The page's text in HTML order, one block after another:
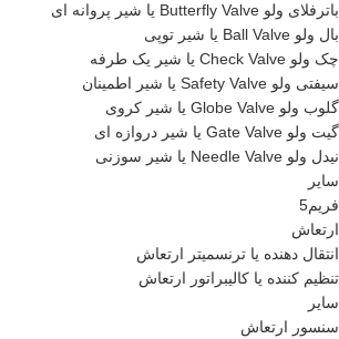
باترفلای ولو Butterfly Valve یا شیر پروانه ای
بال ولو Ball Valve یا شیر توپی
چک ولو Check Valve یا شیر یک طرفه
سیفتی ولو Safety Valve یا شیر اطمینان
گلوب ولو Globe Valve یا شیر کروی
گیت ولو Gate Valve یا شیر دروازه ای
نیدل ولو Needle Valve یا شیر سوزنی
سایر
فریم5
ارتعاش
انتقال دهنده یا ترنسمیتر ارتعاش
تنظیم کننده یا کالیبراتور ارتعاش
سایر
سنسور ارتعاش